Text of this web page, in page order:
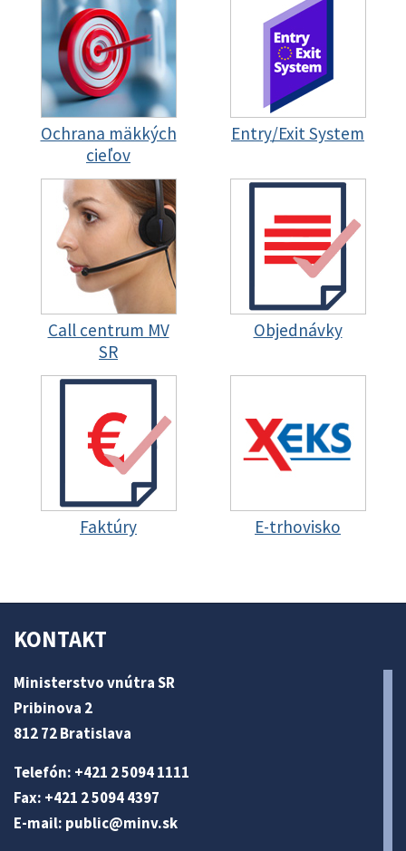
Ochrana mäkkých
cieľov
Entry/Exit System
Call centrum MV
SR
Objednávky
Faktúry E-trhovisko
KONTAKT
Ministerstvo vnútra SR
Pribinova 2
812 72 Bratislava
Telefón: +421 2 5094 1111
Fax: +421 2 5094 4397
E-mail: public@minv.sk